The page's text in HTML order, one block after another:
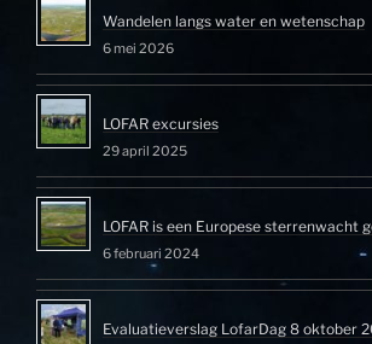
Wandelen langs water en wetenschap
6 mei 2026
LOFAR excursies
29 april 2025
LOFAR is een Europese sterrenwacht
6 februari 2024
Evaluatieverslag LofarDag 8 oktober